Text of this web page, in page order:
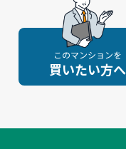
このマンションを
買いたい方へ